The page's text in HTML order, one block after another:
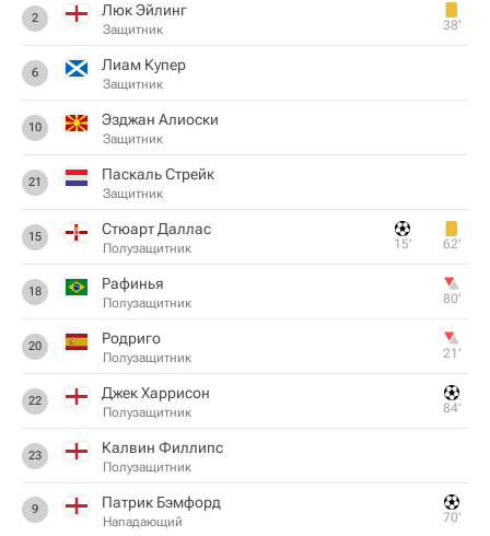
2 Люк Эйлинг
Защитник 38‎’‎
6 Лиам Купер
Защитник
10 Эзджан Алиоски
Защитник
21 Паскаль Стрейк
Защитник
15 Стюарт Даллас
Полузащитник 15‎’‎ 62‎’‎
18 Рафинья
Полузащитник 80‎’‎
20 Родриго
Полузащитник 21‎’‎
22 Джек Харрисон
Полузащитник 84‎’‎
23 Калвин Филлипс
Полузащитник
9 Патрик Бэмфорд
Нападающий 70‎’‎